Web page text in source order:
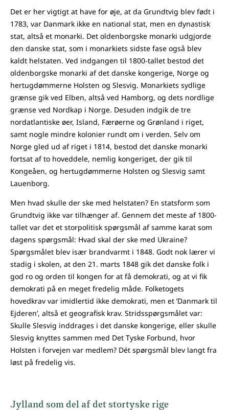
Det er her vigtigt at have for øje, at da Grundtvig blev født i
1783, var Danmark ikke en national stat, men en dynastisk
stat, altså et monarki. Det oldenborgske monarki udgjorde
den danske stat, som i monarkiets sidste fase også blev
kaldt helstaten. Ved indgangen til 1800-tallet bestod det
oldenborgske monarki af det danske kongerige, Norge og
hertugdømmerne Holsten og Slesvig. Monarkiets sydlige
grænse gik ved Elben, altså ved Hamborg, og dets nordlige
grænse ved Nordkap i Norge. Desuden indgik de tre
nordatlantiske øer, Island, Færøerne og Grønland i riget,
samt nogle mindre kolonier rundt om i verden. Selv om
Norge gled ud af riget i 1814, bestod det danske monarki
fortsat af to hoveddele, nemlig kongeriget, der gik til
Kongeåen, og hertugdømmerne Holsten og Slesvig samt
Lauenborg.
Men hvad skulle der ske med helstaten? En statsform som
Grundtvig ikke var tilhænger af. Gennem det meste af 1800-
tallet var det et storpolitisk spørgsmål af samme karat som
dagens spørgsmål: Hvad skal der ske med Ukraine?
Spørgsmålet blev især brandvarmt i 1848. Godt nok lærer vi
stadig i skolen, at den 21. marts 1848 gik det danske folk i
god ro og orden til kongen for at få demokrati, og at vi fik
demokrati på en meget fredelig måde. Folketogets
hovedkrav var imidlertid ikke demokrati, men et ’Danmark til
Ejderen’, altså et geografisk krav. Stridsspørgsmålet var:
Skulle Slesvig inddrages i det danske kongerige, eller skulle
Slesvig knyttes sammen med Det Tyske Forbund, hvor
Holsten i forvejen var medlem? Dét spørgsmål blev langt fra
løst på fredelig vis.
Jylland som del af det stortyske rige